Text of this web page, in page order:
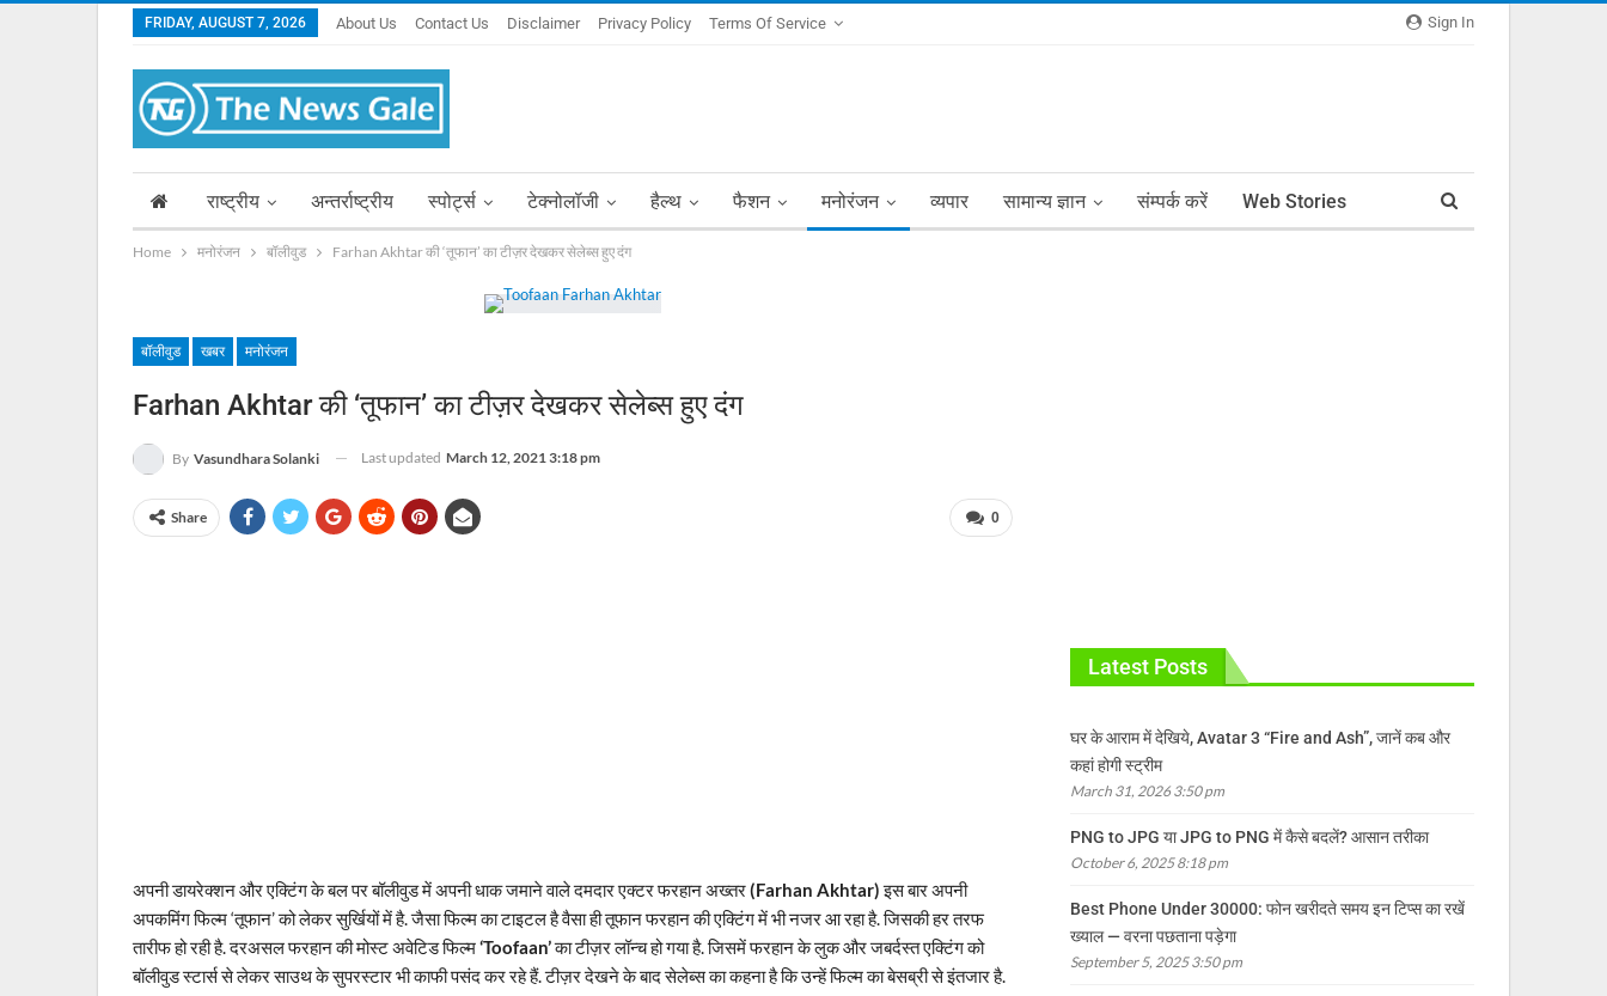
Sign In
FRIDAY, AUGUST 7, 2026 About Us Contact Us Disclaimer Privacy Policy Terms Of Service
राष्ट्रीय अन्तर्राष्ट्रीय स्पोर्ट्स टेक्नोलॉजी हैल्थ फैशन मनोरंजन व्यपार सामान्य ज्ञान संम्पर्क करें Web Stories
Home मनोरंजन बॉलीवुड Farhan Akhtar की ‘तूफान’ का टीज़र देखकर सेलेब्स हुए दंग
बॉलीवुड खबर मनोरंजन
Farhan Akhtar की ‘तूफान’ का टीज़र देखकर सेलेब्स हुए दंग
By Vasundhara Solanki Last updated March 12, 2021 3:18 pm
0
Share
अपनी डायरेक्शन और एक्टिंग के बल पर बॉलीवुड में अपनी धाक जमाने वाले दमदार एक्टर फरहान अख्तर(Farhan Akhtar)इस बार अपनी
अपकमिंग फिल्म ‘तूफान’ को लेकर सुर्खियों में है. जैसा फिल्म का टाइटल है वैसा ही तूफान फरहान की एक्टिंग में भी नजर आ रहा है. जिसकी हर तरफ
तारीफ हो रही है. दरअसल फरहान की मोस्ट अवेटिड फिल्म‘Toofaan’का टीज़र लॉन्च हो गया है. जिसमें फरहान के लुक और जबर्दस्त एक्टिंग को
बॉलीवुड स्टार्स से लेकर साउथ के सुपरस्टार भी काफी पसंद कर रहे हैं. टीज़र देखने के बाद सेलेब्स का कहना है कि उन्हें फिल्म का बेसब्री से इंतजार है.
Latest Posts
घर के आराम में देखिये, Avatar 3 “Fire and Ash”, जानें कब और
कहां होगी स्ट्रीम
March 31, 2026 3:50 pm
PNG to JPG या JPG to PNG में कैसे बदलें? आसान तरीका
October 6, 2025 8:18 pm
Best Phone Under 30000: फोन खरीदते समय इन टिप्स का रखें
ख्याल — वरना पछताना पड़ेगा
September 5, 2025 3:50 pm